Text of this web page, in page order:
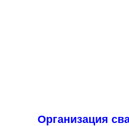
Организация